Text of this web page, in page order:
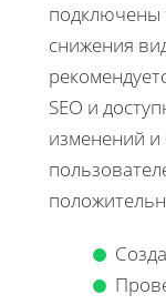
подключены
снижения
SEO и
изменений